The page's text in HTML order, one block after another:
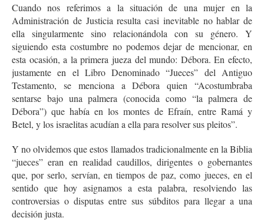
Cuando nos referimos a la situación de una mujer en la
Administración de Justicia resulta casi inevitable no hablar de
ella singularmente sino relacionándola con su género. Y
siguiendo esta costumbre no podemos dejar de mencionar, en
esta ocasión, a la primera jueza del mundo: Débora. En efecto,
justamente en el Libro Denominado “Jueces” del Antiguo
Testamento, se menciona a Débora quien “Acostumbraba
sentarse bajo una palmera (conocida como “la palmera de
Débora”) que había en los montes de Efraín, entre Ramá y
Betel, y los israelitas acudían a ella para resolver sus pleitos”.
Y no olvidemos que estos llamados tradicionalmente en la Biblia
“jueces” eran en realidad caudillos, dirigentes o gobernantes
que, por serlo, servían, en tiempos de paz, como jueces, en el
sentido que hoy asignamos a esta palabra, resolviendo las
controversias o disputas entre sus súbditos para llegar a una
decisión justa.